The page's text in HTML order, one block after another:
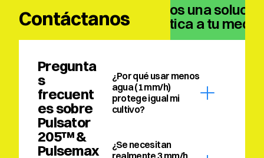
Contáctanos Tenemos una
climática a tu
Pregunta
s
frecuent
es sobre
Pulsator
205™ &
Pulsemax
¿Por qué usar menos
agua (1 mm/h)
protege igual mi
cultivo?
¿Se necesitan
realmente 3 mm/h